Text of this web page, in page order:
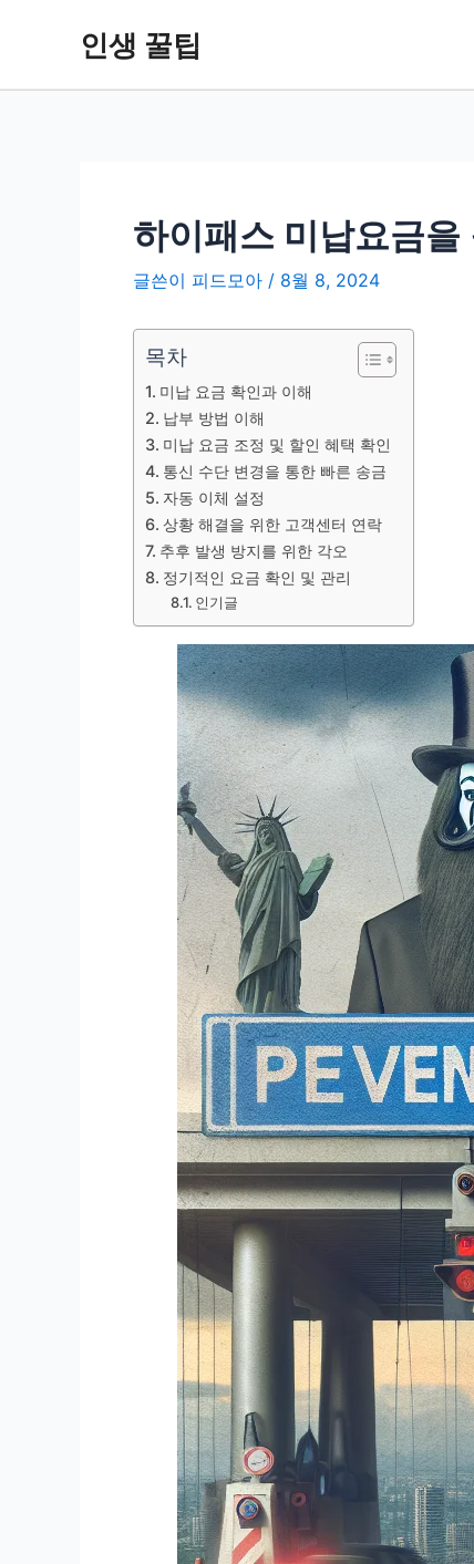
인생 꿀팁
하이패스 미납요금
글쓴이 피드모아 / 8월 8, 2024
목차
미납 요금 확인과 이해
납부 방법 이해
미납 요금 조정 및 할인 혜택 확인
통신 수단 변경을 통한 빠른 송금
자동 이체 설정
상황 해결을 위한 고객센터 연락
추후 발생 방지를 위한 각오
정기적인 요금 확인 및 관리
인기글